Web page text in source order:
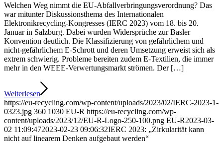
Welchen Weg nimmt die EU-Abfallverbringungsverordnung? Das
war mitunter Diskussionsthema des Internationalen
Elektronikrecycling-Kongresses (IERC 2023) vom 18. bis 20.
Januar in Salzburg. Dabei wurden Widersprüche zur Basler
Konvention deutlich. Die Klassifizierung von gefährlichem und
nicht-gefährlichem E-Schrott und deren Umsetzung erweist sich als
extrem schwierig. Probleme bereiten zudem E-Textilien, die immer
mehr in den WEEE-Verwertungsmarkt strömen. Der […]
Weiterlesen
https://eu-recycling.com/wp-content/uploads/2023/02/IERC-2023-1-
0323.jpg 360 1030 EU-R https://eu-recycling.com/wp-
content/uploads/2023/12/EU-R-Logo-250-100.png EU-R2023-03-
02 11:09:472023-02-23 09:06:32IERC 2023: „Zirkularität kann
nicht auf linearem Denken aufgebaut werden“